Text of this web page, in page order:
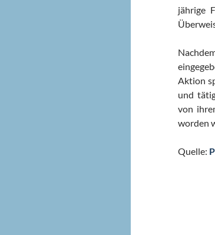
jährige
Aktion
und
von
worden
Quelle: